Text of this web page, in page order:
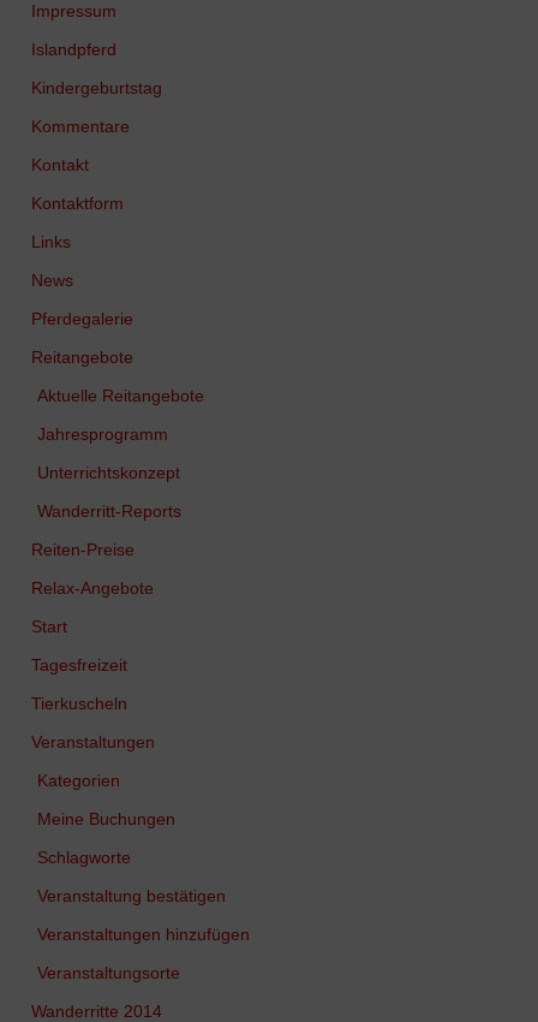
Impressum
Islandpferd
Kindergeburtstag
Kommentare
Kontakt
Kontaktform
Links
News
Pferdegalerie
Reitangebote
Aktuelle Reitangebote
Jahresprogramm
Unterrichtskonzept
Wanderritt-Reports
Reiten-Preise
Relax-Angebote
Start
Tagesfreizeit
Tierkuscheln
Veranstaltungen
Kategorien
Meine Buchungen
Schlagworte
Veranstaltung bestätigen
Veranstaltungen hinzufügen
Veranstaltungsorte
Wanderritte 2014